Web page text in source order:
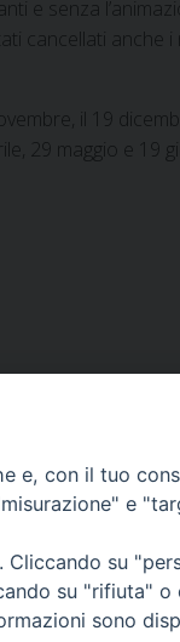
e senza
cancellati anche i
il 19
29 maggio e 19
e, con il tuo
e
su
su "rifiuta"
sono